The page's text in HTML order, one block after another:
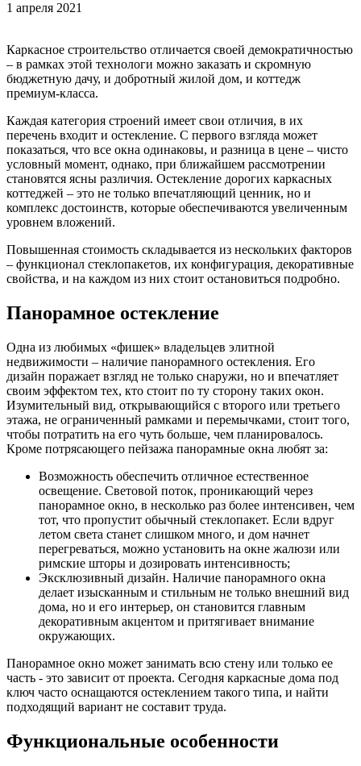
1 апреля 2021
Каркасное строительство отличается своей демократичностью
– в рамках этой технологи можно заказать и скромную
бюджетную дачу, и добротный жилой дом, и коттедж
премиум-класса.
Каждая категория строений имеет свои отличия, в их
перечень входит и остекление. С первого взгляда может
показаться, что все окна одинаковы, и разница в цене – чисто
условный момент, однако, при ближайшем рассмотрении
становятся ясны различия. Остекление дорогих каркасных
коттеджей – это не только впечатляющий ценник, но и
комплекс достоинств, которые обеспечиваются увеличенным
уровнем вложений.
Повышенная стоимость складывается из нескольких факторов
– функционал стеклопакетов, их конфигурация, декоративные
свойства, и на каждом из них стоит остановиться подробно.
Панорамное остекление
Одна из любимых «фишек» владельцев элитной
недвижимости – наличие панорамного остекления. Его
дизайн поражает взгляд не только снаружи, но и впечатляет
своим эффектом тех, кто стоит по ту сторону таких окон.
Изумительный вид, открывающийся с второго или третьего
этажа, не ограниченный рамками и перемычками, стоит того,
чтобы потратить на его чуть больше, чем планировалось.
Кроме потрясающего пейзажа панорамные окна любят за:
Возможность обеспечить отличное естественное
освещение. Световой поток, проникающий через
панорамное окно, в несколько раз более интенсивен, чем
тот, что пропустит обычный стеклопакет. Если вдруг
летом света станет слишком много, и дом начнет
перегреваться, можно установить на окне жалюзи или
римские шторы и дозировать интенсивность;
Эксклюзивный дизайн. Наличие панорамного окна
делает изысканным и стильным не только внешний вид
дома, но и его интерьер, он становится главным
декоративным акцентом и притягивает внимание
окружающих.
Панорамное окно может занимать всю стену или только ее
часть - это зависит от проекта. Сегодня каркасные дома под
ключ часто оснащаются остеклением такого типа, и найти
подходящий вариант не составит труда.
Функциональные особенности